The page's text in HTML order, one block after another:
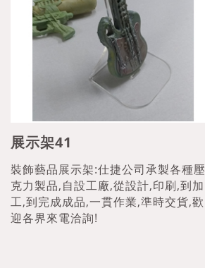
展示架41
裝飾藝品展示架:仕捷公司承製各種壓
克力製品,自設工廠,從設計,印刷,到加
工,到完成成品,一貫作業,準時交貨,歡
迎各界來電洽詢!